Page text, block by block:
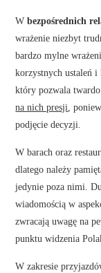
Wbezpośrednich
wrażenie niezbyt
bardzo mylne
korzystnych ustaleń
który pozwala
na nich presji,
podjęcie decyzji.
W barach oraz
dlatego należy
jedynie poza nimi.
wiadomością w
zwracają uwagę na
punktu widzenia
W zakresie